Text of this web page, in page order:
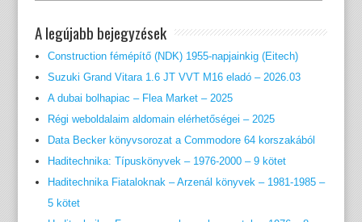
A legújabb bejegyzések
Construction fémépítő (NDK) 1955-napjainkig (Eitech)
Suzuki Grand Vitara 1.6 JT VVT M16 eladó – 2026.03
A dubai bolhapiac – Flea Market – 2025
Régi weboldalaim aldomain elérhetőségei – 2025
Data Becker könyvsorozat a Commodore 64 korszakából
Haditechnika: Típuskönyvek – 1976-2000 – 9 kötet
Haditechnika Fiataloknak – Arzenál könyvek – 1981-1985 –
5 kötet